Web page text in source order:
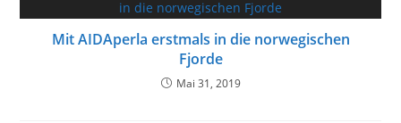
Mit AIDAperla erstmals in die norwegischen
Fjorde
Mai 31, 2019